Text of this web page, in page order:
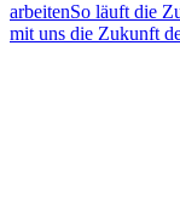
arbeitenSo läuft die
mit uns die Zukunft